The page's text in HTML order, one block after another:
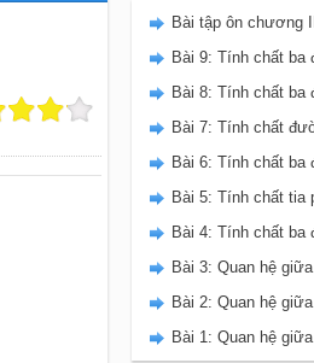
Bài 9: Tính chất ba
Bài 5: Tính chất tia